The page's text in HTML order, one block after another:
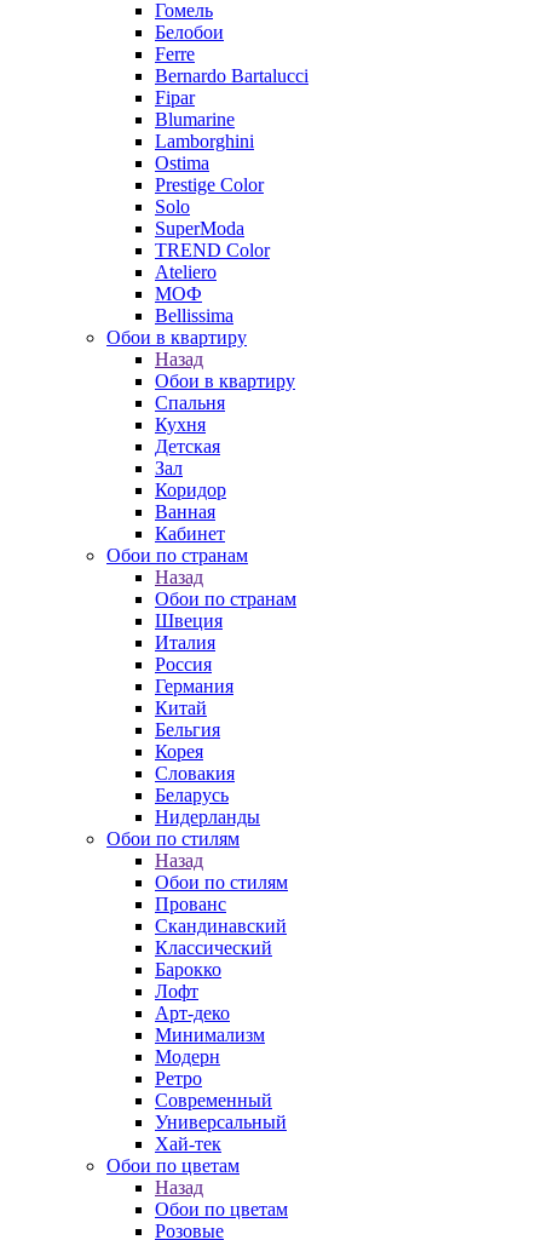
Гомель
Белобои
Ferre
Bernardo Bartalucci
Fipar
Blumarine
Lamborghini
Ostima
Prestige Color
Solo
SuperModa
TREND Color
Ateliero
МОФ
Bellissima
Обои в квартиру
Назад
Обои в квартиру
Спальня
Кухня
Детская
Зал
Коридор
Ванная
Кабинет
Обои по странам
Назад
Обои по странам
Швеция
Италия
Россия
Германия
Китай
Бельгия
Корея
Словакия
Беларусь
Нидерланды
Обои по стилям
Назад
Обои по стилям
Прованс
Скандинавский
Классический
Барокко
Лофт
Арт-деко
Минимализм
Модерн
Ретро
Современный
Универсальный
Хай-тек
Обои по цветам
Назад
Обои по цветам
Розовые